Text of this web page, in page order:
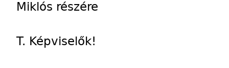
Miklós részére
T. Képviselők!